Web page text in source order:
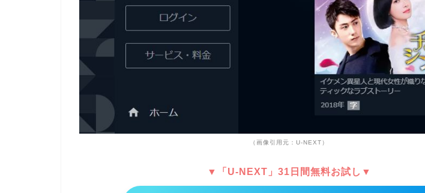
（画像引用元：U-NEXT）
▼「U-NEXT」31日間無料お試し▼